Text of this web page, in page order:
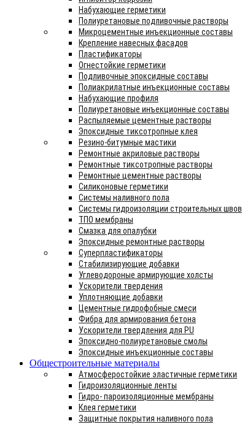
Набухающие герметики
Полиуретановые подливочные растворы
Микроцементные инъекционные составы
Крепление навесных фасадов
Пластификаторы
Огнестойкие герметики
Подливочные эпоксидные составы
Полиакрилатные инъекционные составы
Набухающие профиля
Полиуретановые инъекционные составы
Распыляемые цементные растворы
Эпоксидные тиксотропные клея
Резино-битумные мастики
Ремонтные акриловые растворы
Ремонтные тиксотропные растворы
Ремонтные цементные растворы
Силиконовые герметики
Системы наливного пола
Системы гидроизоляции строительных швов
ТПО мембраны
Смазка для опалубки
Эпоксидные ремонтные растворы
Суперпластификаторы
Стабилизирующие добавки
Углеводороные армирующие холсты
Ускорители твердения
Уплотняющие добавки
Цементные гидрофобные смеси
Фибра для армирования бетона
Ускорители твердления для PU
Эпоксидно-полиуретановые смолы
Эпоксидные инъекционные составы
Общестроительные материалы
Атмосферостойкие эластичные герметики
Гидроизоляционные ленты
Гидро- пароизоляционные мембраны
Клея герметики
Защитные покрытия наливного пола